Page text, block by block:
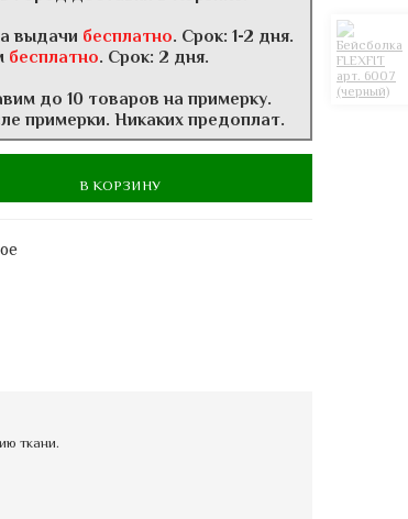
выдачи бесплатно. Срок: 1-2 дня.
бесплатно. Срок: 2 дня.
до 10 товаров на примерку.
примерки. Никаких предоплат.
В КОРЗИНУ
ткани.